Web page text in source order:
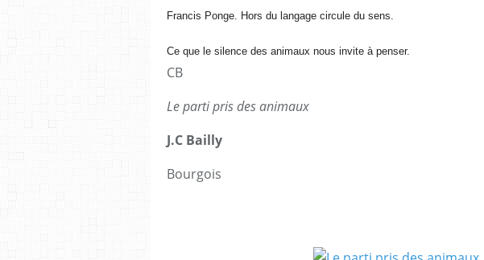
Francis Ponge. Hors du langage circule du sens.
Ce que le silence des animaux nous invite à penser.
CB
Le parti pris des animaux
J.C Bailly
Bourgois